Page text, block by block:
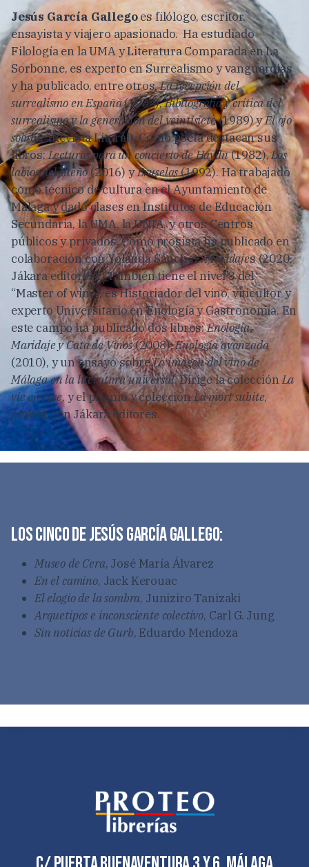
Jesús García Gallegoes filólogo, escritor,
ensayista y viajero apasionado. Ha estudiado
Filología en la UMA y Literatura Comparada en La
Sorbonne, es experto en Surrealismo y vanguardias
y ha publicado, entre otros,La recepción del
surrealismo en España(1984),Bibliografía y crítica del
surrealismo y la generación del veintisiete(1989) yEl ojo
soluble(Revista Litoral). Como poeta destacan sus
libros:Lecturas para un concierto de Haydn(1982),Los
labios del sueño(2016) yBruselas(1992). Ha trabajado
como técnico de cultura en el Ayuntamiento de
Málaga y dado clases en Institutos de Educación
Secundaria, la UMA, la UNIA, y otros Centros
públicos y privados. Como prosista ha publicado en
colaboración con Yolanda Sánchez:Maridajes (2020,
Jákara editores). También tiene el nivel 3 del
“Master of wine”, es Historiador del vino, viticultor y
experto Universitario en Enología y Gastronomía. En
este campo ha publicado dos libros:Enología,
Maridaje y Cata de Vinos(2008),Enología avanzada
(2010), y un ensayo sobreLa imagen del vino de
Málaga en la literatura universal. Dirige la colecciónLa
vie en rose, y el premio y colecciónLa mort subite,
ambos con Jákara editores.
Los cinco de Jesús García Gallego:
Museo de Cera, José María Álvarez
En el camino, Jack Kerouac
El elogio de la sombra, Juniziro Tanizaki
Arquetipos e inconsciente colectivo, Carl G. Jung
Sin noticias de Gurb, Eduardo Mendoza